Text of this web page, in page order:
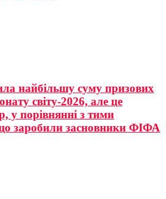
найбільшу суму призових
світу-2026, але це
у порівнянні з тими
заробили засновники ФІФА